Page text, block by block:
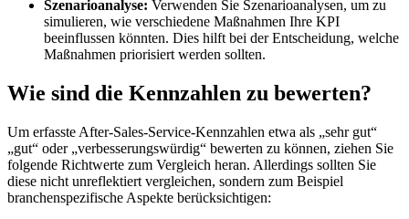
Szenarioanalyse: Verwenden Sie Szenarioanalysen, um zu
simulieren, wie verschiedene Maßnahmen Ihre KPI
beeinflussen könnten. Dies hilft bei der Entscheidung, welche
Maßnahmen priorisiert werden sollten.
Wie sind die Kennzahlen zu bewerten?
Um erfasste After-Sales-Service-Kennzahlen etwa als „sehr gut“
„gut“ oder „verbesserungswürdig“ bewerten zu können, ziehen Sie
folgende Richtwerte zum Vergleich heran. Allerdings sollten Sie
diese nicht unreflektiert vergleichen, sondern zum Beispiel
branchenspezifische Aspekte berücksichtigen: